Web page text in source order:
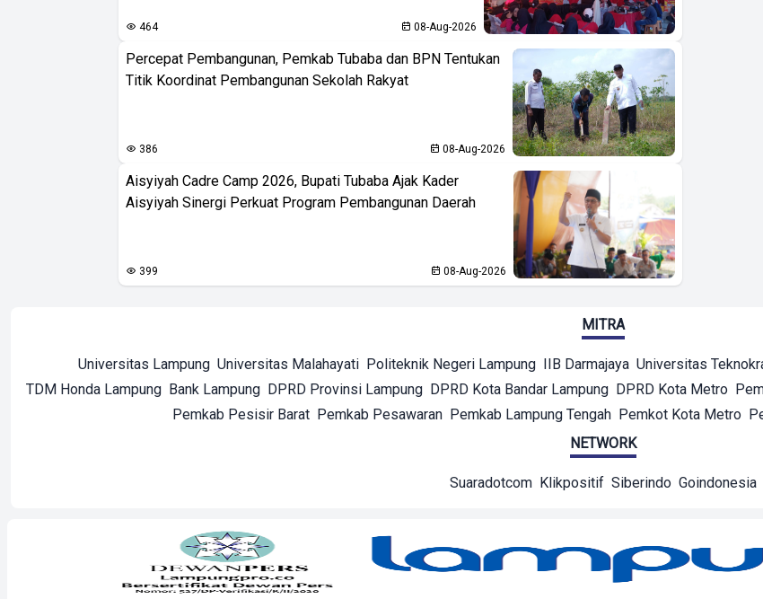
464 08-Aug-2026
Percepat Pembangunan, Pemkab Tubaba dan BPN Tentukan
Titik Koordinat Pembangunan Sekolah Rakyat
386 08-Aug-2026
Aisyiyah Cadre Camp 2026, Bupati Tubaba Ajak Kader
Aisyiyah Sinergi Perkuat Program Pembangunan Daerah
399 08-Aug-2026
MITRA
Universitas Lampung Universitas Malahayati Politeknik Negeri Lampung IIB Darmajaya Universitas
TDM Honda Lampung Bank Lampung DPRD Provinsi Lampung DPRD Kota Bandar Lampung DPRD Kota Metro
Pemkab Pesisir Barat Pemkab Pesawaran Pemkab Lampung Tengah Pemkot Kota Metro
NETWORK
Suaradotcom Klikpositif Siberindo Goindonesia